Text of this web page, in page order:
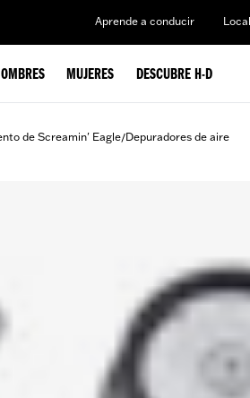
Aprende a conducir
MUJERES DESCUBRE H-D
de Screamin' Eagle/Depuradores de aire